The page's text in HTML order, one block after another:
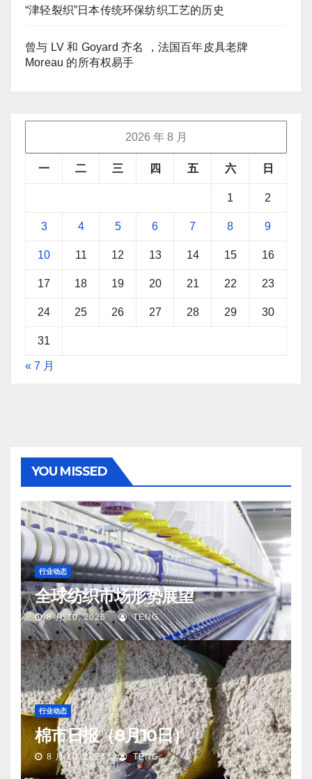
“津轻裂织”日本传统环保纺织工艺的历史
曾与 LV 和 Goyard 齐名 ，法国百年皮具老牌
Moreau 的所有权易手
2026 年 8 月
一 二 三 四 五 六 日
1 2
3 4 5 6 7 8 9
10 11 12 13 14 15 16
17 18 19 20 21 22 23
24 25 26 27 28 29 30
31
« 7 月
YOU MISSED
行业动态
全球纺织市场形势展望
8 月 10, 2026 TENG
行业动态
棉市日报（8月10日）
8 月 10, 2026 TENG